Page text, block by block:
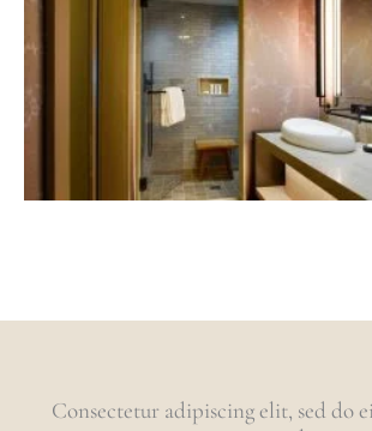
Consectetur adipiscing elit, sed do